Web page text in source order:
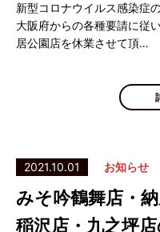
新型コロナウイルス感染症
大阪府からの各種要請に従
居公園店を休業させて頂…
2021.10.01 お知らせ
みそ吟鶴舞店・
稲沢店・九之坪